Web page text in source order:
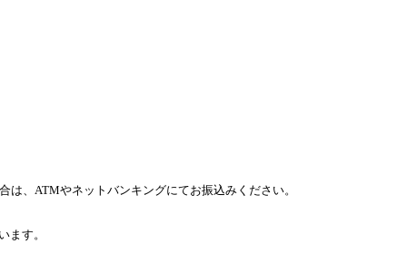
、ATMやネットバンキングにてお振込みください。
ます。